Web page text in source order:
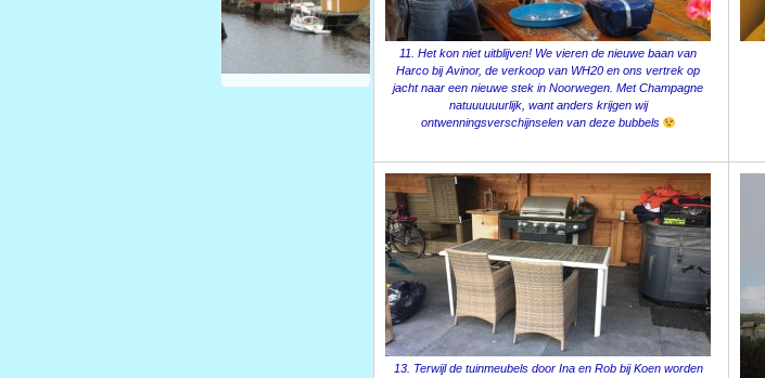
11. Het kon niet uitblijven! We vieren de nieuwe baan van
Harco bij Avinor, de verkoop van WH20 en ons vertrek op
jacht naar een nieuwe stek in Noorwegen. Met Champagne
natuuuuuurlijk, want anders krijgen wij
ontwenningsverschijnselen van deze bubbels
13. Terwijl de tuinmeubels door Ina en Rob bij Koen worden